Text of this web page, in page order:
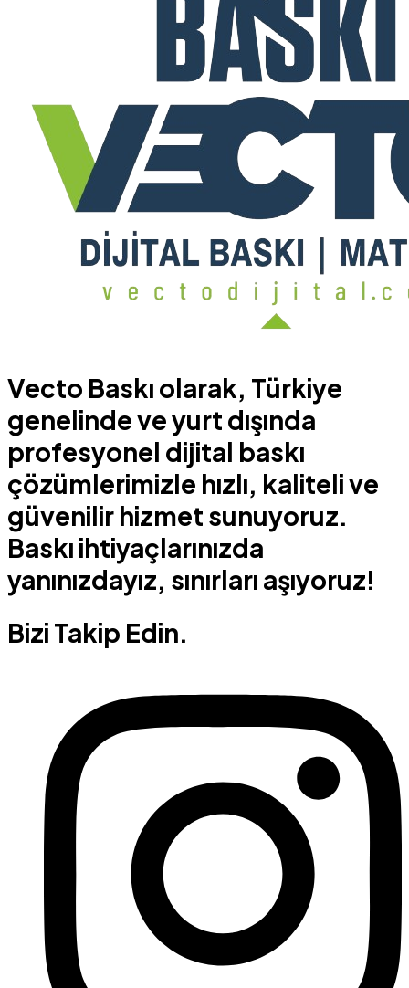
Vecto Baskı olarak, Türkiye
genelinde ve yurt dışında
profesyonel dijital baskı
çözümlerimizle hızlı, kaliteli ve
güvenilir hizmet sunuyoruz.
Baskı ihtiyaçlarınızda
yanınızdayız, sınırları aşıyoruz!
Bizi Takip Edin.